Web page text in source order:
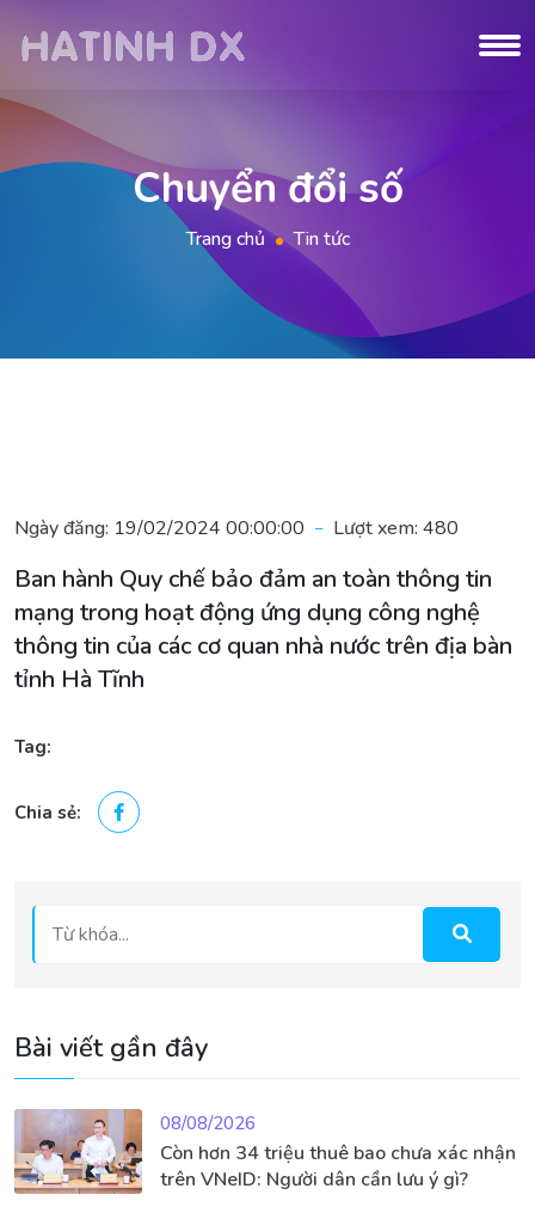
Chuyển đổi số
Trang chủ Tin tức
Ngày đăng: 19/02/2024 00:00:00 Lượt xem: 480
Ban hành Quy chế bảo đảm an toàn thông tin
mạng trong hoạt động ứng dụng công nghệ
thông tin của các cơ quan nhà nước trên địa bàn
tỉnh Hà Tĩnh
Tag:
Chia sẻ:
Bài viết gần đây
08/08/2026
Còn hơn 34 triệu thuê bao chưa xác nhận
trên VNeID: Người dân cần lưu ý gì?